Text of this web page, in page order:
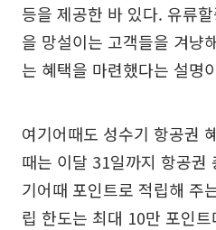
등을 제공한 바 있다. 유류
을 망설이는 고객들을 겨냥
는 혜택을 마련했다는 설명
여기어때도 성수기 항공권
때는 이달 31일까지 항공권
기어때 포인트로 적립해 주
립 한도는 최대 10만 포인